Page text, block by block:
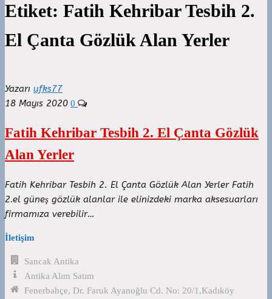
Etiket: Fatih Kehribar Tesbih 2.
El Çanta Gözlük Alan Yerler
Yazarı ufks77
18 Mayıs 2020 0
Fatih Kehribar Tesbih 2. El Çanta Gözlük
Alan Yerler
Fatih Kehribar Tesbih 2. El Çanta Gözlük Alan Yerler Fatih
2.el güneş gözlük alanlar ile elinizdeki marka aksesuarları
firmamıza verebilir…
İletişim
Sancak Antika
Antika Alım Satım
Fenerbahçe, Dr. Faruk Ayanoğlu Cd. No: 20/1,Kadıköy